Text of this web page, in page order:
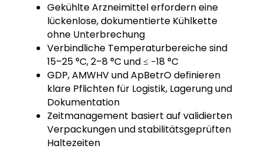
Gekühlte Arzneimittel erfordern eine
lückenlose, dokumentierte Kühlkette
ohne Unterbrechung
Verbindliche Temperaturbereiche sind
15–25 °C, 2–8 °C und ≤ −18 °C
GDP, AMWHV und ApBetrO definieren
klare Pflichten für Logistik, Lagerung und
Dokumentation
Zeitmanagement basiert auf validierten
Verpackungen und stabilitätsgeprüften
Haltezeiten